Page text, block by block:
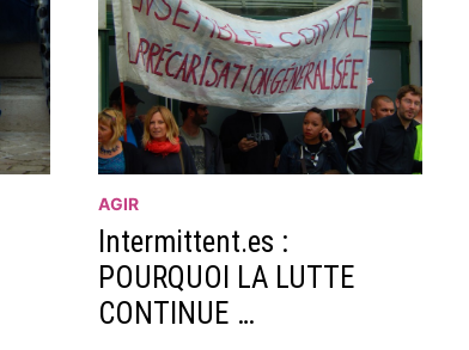
AGIR
Intermittent.es :
POURQUOI LA LUTTE
CONTINUE …